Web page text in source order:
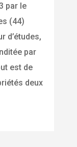
par le
(44)
d’études,
par
est de
deux